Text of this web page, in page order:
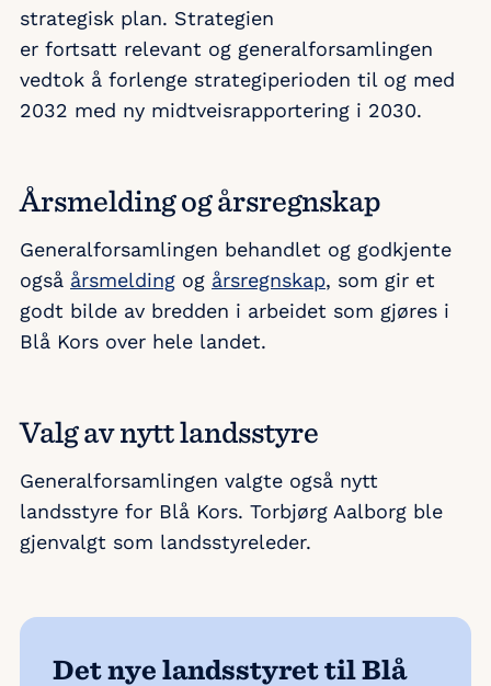
strategisk plan. Strategien
er fortsatt relevant og generalforsamlingen
vedtok å forlenge strategiperioden til og med
2032 med ny midtveisrapportering i 2030.
Årsmelding og årsregnskap
Generalforsamlingen behandlet og godkjente
også årsmelding og årsregnskap, som gir et
godt bilde av bredden i arbeidet som gjøres i
Blå Kors over hele landet.
Valg av nytt landsstyre
Generalforsamlingen valgte også nytt
landsstyre for Blå Kors. Torbjørg Aalborg ble
gjenvalgt som landsstyreleder.
Det nye landsstyret til Blå